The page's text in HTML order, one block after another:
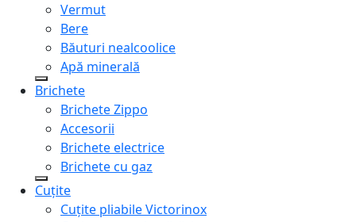
Vermut
Bere
Băuturi nealcoolice
Apă minerală
Brichete
Brichete Zippo
Accesorii
Brichete electrice
Brichete cu gaz
Cuțite
Cuțite pliabile Victorinox